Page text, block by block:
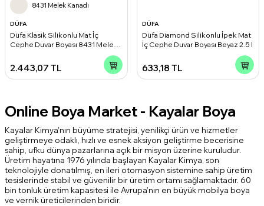
8431 Melek Kanadı
DÜFA
Düfa Klasik Silikonlu Mat İç
Cephe Duvar Boyası 8431 Melek
2.443,07 TL
DÜFA
Düfa Diamond Silikonlu İpek Mat
İç Cephe Duvar Boyası Beyaz 2.5 l
633,18 TL
Online Boya Market - Kayalar Boya
Kayalar Kimya’nın büyüme stratejisi, yenilikçi ürün ve hizmetler
geliştirmeye odaklı, hızlı ve esnek aksiyon geliştirme becerisine
sahip, ufku dünya pazarlarına açık bir misyon üzerine kuruludur.
Üretim hayatına 1976 yılında başlayan Kayalar Kimya, son
teknolojiyle donatılmış, en ileri otomasyon sistemine sahip üretim
tesislerinde stabil ve güvenilir bir üretim ortamı sağlamaktadır. 60
bin tonluk üretim kapasitesi ile Avrupa’nın en büyük mobilya boya
ve vernik üreticilerinden biridir.